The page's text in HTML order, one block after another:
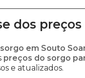
dos preços
em Souto
preços do sorgo
e atualizados.